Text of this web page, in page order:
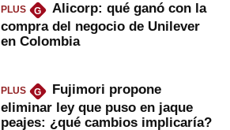
PLUS G
Alicorp: qué ganó con la
compra del negocio de Unilever
en Colombia
PLUS G
Fujimori propone
eliminar ley que puso en jaque
peajes: ¿qué cambios implicaría?